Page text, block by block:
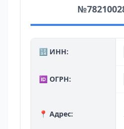
🔢 ИНН:
🆔 ОГРН:
📍 Адрес: